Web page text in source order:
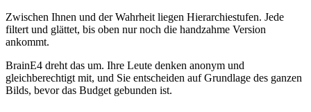
Zwischen Ihnen und der Wahrheit liegen Hierarchiestufen. Jede
filtert und glättet, bis oben nur noch die handzahme Version
ankommt.
BrainE4 dreht das um. Ihre Leute denken anonym und
gleichberechtigt mit, und Sie entscheiden auf Grundlage des ganzen
Bilds, bevor das Budget gebunden ist.